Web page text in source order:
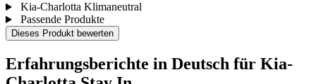
Kia-Charlotta Klimaneutral
Passende Produkte
Dieses Produkt bewerten
Erfahrungsberichte in Deutsch für Kia-